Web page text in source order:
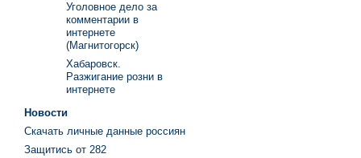
Уголовное дело за
комментарии в
интернете
(Магнитогорск)
Хабаровск.
Разжигание розни в
интернете
Новости
Скачать личные данные россиян
Защитись от 282